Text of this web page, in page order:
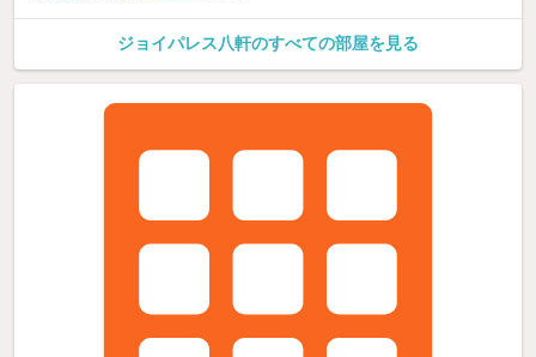
ジョイパレス八軒のすべての部屋を見る